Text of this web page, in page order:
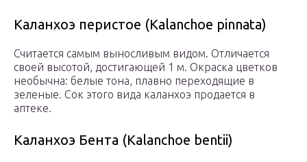
Каланхоэ перистое (Kalanchoe pinnata)
Считается самым выносливым видом. Отличается
своей высотой, достигающей 1 м. Окраска цветков
необычна: белые тона, плавно переходящие в
зеленые. Сок этого вида каланхоэ продается в
аптеке.
Каланхоэ Бента (Kalanchoe bentii)